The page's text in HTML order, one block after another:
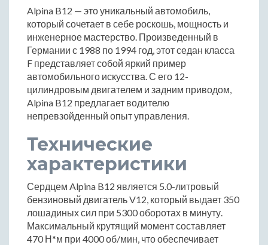
Alpina B12 — это уникальный автомобиль,
который сочетает в себе роскошь, мощность и
инженерное мастерство. Произведенный в
Германии с 1988 по 1994 год, этот седан класса
F представляет собой яркий пример
автомобильного искусства. С его 12-
цилиндровым двигателем и задним приводом,
Alpina B12 предлагает водителю
непревзойденный опыт управления.
Технические
характеристики
Сердцем Alpina B12 является 5.0-литровый
бензиновый двигатель V12, который выдает 350
лошадиных сил при 5300 оборотах в минуту.
Максимальный крутящий момент составляет
470 Н*м при 4000 об/мин, что обеспечивает